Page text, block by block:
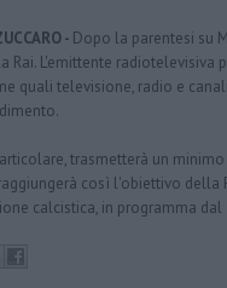
- Dopo la parentesi su
Rai. L'emittente radiotelevisiva
quali televisione, radio e
trasmetterà un
così l'obiettivo della
calcistica, in programma